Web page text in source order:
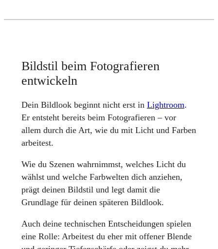
Bildstil beim Fotografieren
entwickeln
Dein Bildlook beginnt nicht erst in Lightroom.
Er entsteht bereits beim Fotografieren – vor
allem durch die Art, wie du mit Licht und Farben
arbeitest.
Wie du Szenen wahrnimmst, welches Licht du
wählst und welche Farbwelten dich anziehen,
prägt deinen Bildstil und legt damit die
Grundlage für deinen späteren Bildlook.
Auch deine technischen Entscheidungen spielen
eine Rolle: Arbeitest du eher mit offener Blende